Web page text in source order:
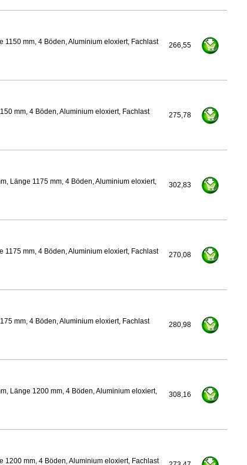
1150 mm, 4 Böden, Aluminium eloxiert, Fachlast
266,55
mm, 4 Böden, Aluminium eloxiert, Fachlast
275,78
Länge 1175 mm, 4 Böden, Aluminium eloxiert,
302,83
1175 mm, 4 Böden, Aluminium eloxiert, Fachlast
270,08
mm, 4 Böden, Aluminium eloxiert, Fachlast
280,98
Länge 1200 mm, 4 Böden, Aluminium eloxiert,
308,16
1200 mm, 4 Böden, Aluminium eloxiert, Fachlast